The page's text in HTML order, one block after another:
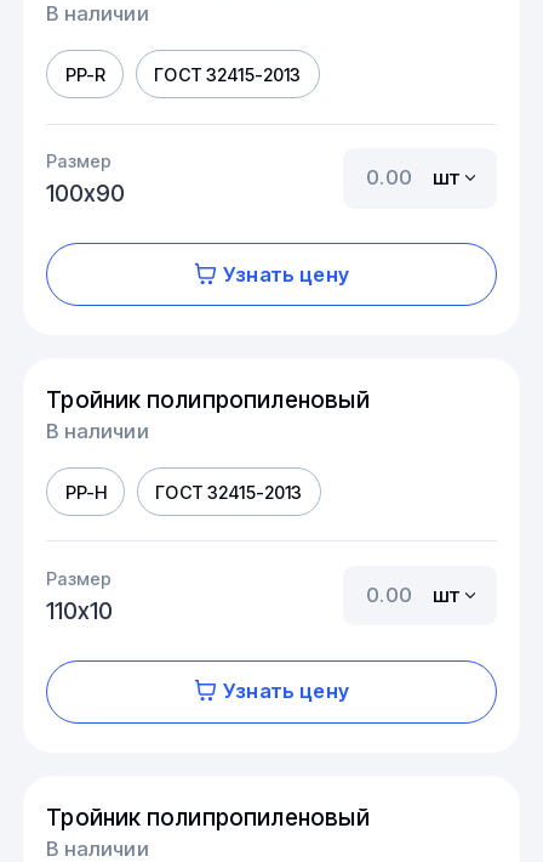
В наличии
PP-R ГОСТ 32415-2013
Размер
100х90
шт
Узнать цену
Тройник полипропиленовый
В наличии
PP-H ГОСТ 32415-2013
Размер
110х10
шт
Узнать цену
Тройник полипропиленовый
В наличии